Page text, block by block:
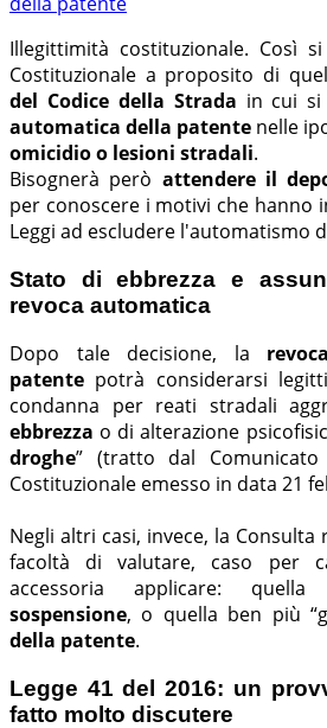
Illegittimità costituzionale. Così
Costituzionale a proposito di
del Codice della Strada in cui si
automatica della patente nelle
omicidio o lesioni stradali.
Bisognerà però attendere il
per conoscere i motivi che hanno
Leggi ad escludere l'automatismo
Stato di ebbrezza e
revoca automatica
Dopo tale decisione, la
patente potrà considerarsi
condanna per reati stradali
ebbrezza o di alterazione
droghe” (tratto dal
Costituzionale emesso in data 21
Negli altri casi, invece, la Consulta
facoltà di valutare, caso per
accessoria applicare:
sospensione, o quella ben più
della patente.
Legge 41 del 2016: un
fatto molto discutere